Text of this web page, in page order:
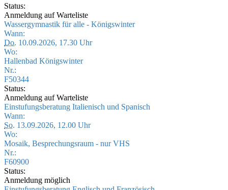
Status:
Anmeldung auf Warteliste
Wassergymnastik für alle - Königswinter
Wann:
Do. 10.09.2026, 17.30 Uhr
Wo:
Hallenbad Königswinter
Nr.:
F50344
Status:
Anmeldung auf Warteliste
Einstufungsberatung Italienisch und Spanisch
Wann:
So. 13.09.2026, 12.00 Uhr
Wo:
Mosaik, Besprechungsraum - nur VHS
Nr.:
F60900
Status:
Anmeldung möglich